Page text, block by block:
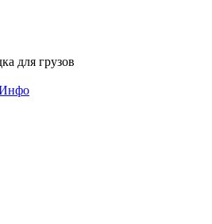
для грузов